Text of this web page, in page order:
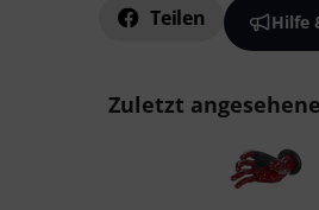
Teilen Hilfe
Zuletzt